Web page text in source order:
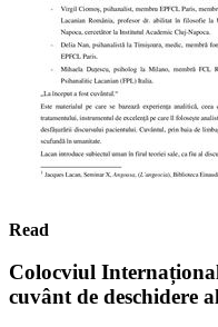
Read
Colocviul
cuvânt de deschidere